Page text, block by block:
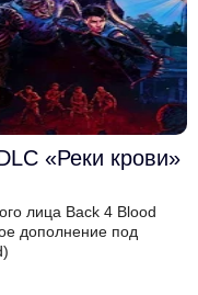
«Реки крови»
лица Back 4 Blood
дополнение под